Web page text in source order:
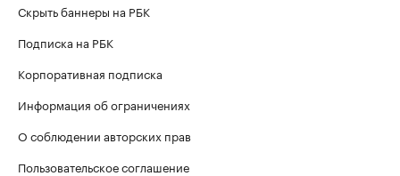
Скрыть баннеры на РБК
Подписка на РБК
Корпоративная подписка
Информация об ограничениях
О соблюдении авторских прав
Пользовательское соглашение